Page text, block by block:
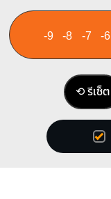
-9 -8 -7 -6
⟲ รีเซ็ต